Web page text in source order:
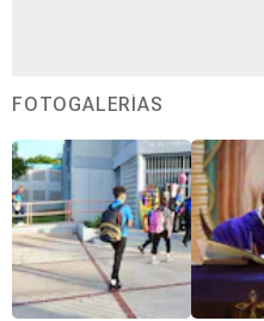
FOTOGALERÍAS